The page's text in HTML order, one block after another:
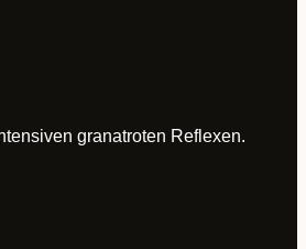
granatroten Reflexen.